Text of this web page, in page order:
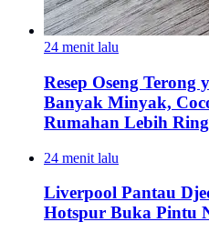
24 menit lalu
Resep Oseng
Banyak Minyak,
Rumahan Lebih
24 menit lalu
Liverpool Pantau
Hotspur Buka Pintu